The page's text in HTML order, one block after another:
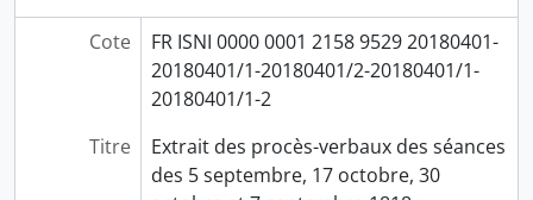
Cote
FR ISNI 0000 0001 2158 9529 20180401-
20180401/1-20180401/2-20180401/1-
20180401/1-2
Titre
Extrait des procès-verbaux des séances
des 5 septembre, 17 octobre, 30